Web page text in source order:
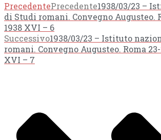
PrecedentePrecedente1938/03/23 –
di Studi romani. Convegno Augusteo.
1938 XVI – 6
Successivo1938/03/23 – Istituto
romani. Convegno Augusteo. Roma
XVI – 7